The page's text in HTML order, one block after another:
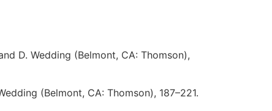
D. Wedding (Belmont, CA: Thomson),
(Belmont, CA: Thomson), 187–221.